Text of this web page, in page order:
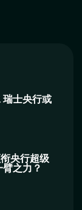
瑞士央行或
央行超级
之力？